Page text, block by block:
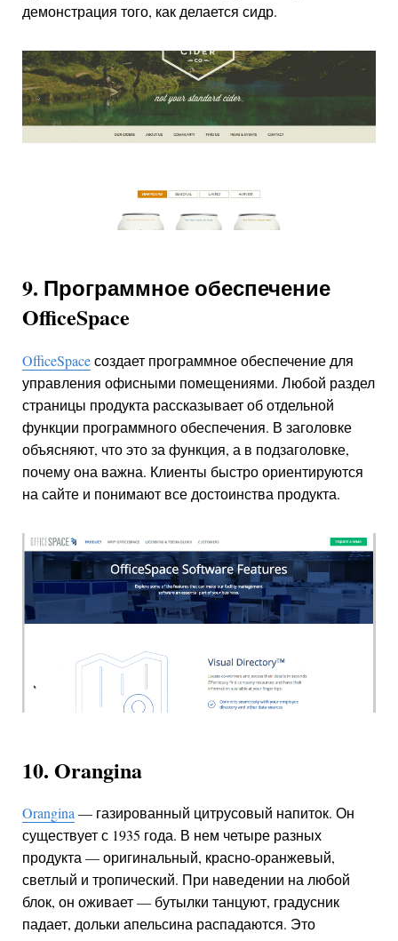
демонстрация того, как делается сидр.
9. Программное обеспечение
OfficeSpace
OfficeSpaceсоздает программное обеспечение для
управления офисными помещениями. Любой раздел
страницы продукта рассказывает об отдельной
функции программного обеспечения. В заголовке
объясняют, что это за функция, а в подзаголовке,
почему она важна. Клиенты быстро ориентируются
на сайте и понимают все достоинства продукта.
10. Orangina
Orangina— газированный цитрусовый напиток. Он
существует с 1935 года. В нем четыре разных
продукта — оригинальный, красно-оранжевый,
светлый и тропический. При наведении на любой
блок, он оживает — бутылки танцуют, градусник
падает, дольки апельсина распадаются. Это